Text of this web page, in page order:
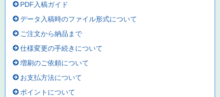
PDF入稿ガイド
データ入稿時のファイル形式について
ご注文から納品まで
仕様変更の手続きについて
増刷のご依頼について
お支払方法について
ポイントについて